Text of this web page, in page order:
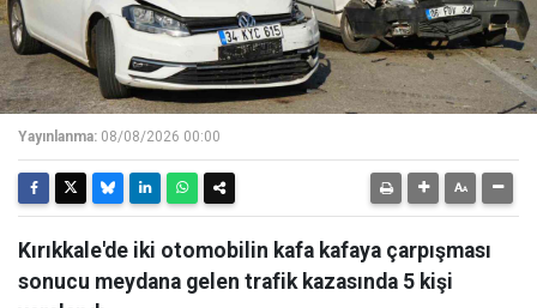
Yayınlanma: 08/08/2026 00:00
Kırıkkale'de iki otomobilin kafa kafaya çarpışması
sonucu meydana gelen trafik kazasında 5 kişi